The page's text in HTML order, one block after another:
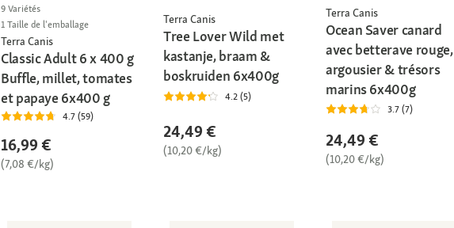
9 Variétés
1 Taille de l'emballage
Terra Canis
Classic Adult 6 x 400 g
Buffle, millet, tomates
et papaye 6x400 g
4.7 (59)
16,99 €
(7,08 €/kg)
Terra Canis
Tree Lover Wild met
kastanje, braam &
boskruiden 6x400g
4.2 (5)
24,49 €
(10,20 €/kg)
Terra Canis
Ocean Saver canard
avec betterave rouge,
argousier & trésors
marins 6x400g
3.7 (7)
24,49 €
(10,20 €/kg)